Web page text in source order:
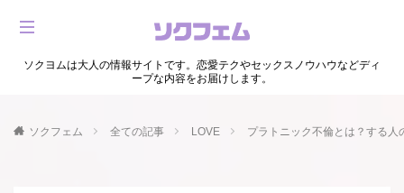
ソクヨムは大人の情報サイトです。恋愛テクやセックスノウハウなどディ
ープな内容をお届けします。
ソクフェム 全ての記事 LOVE プラトニック不倫とは？する